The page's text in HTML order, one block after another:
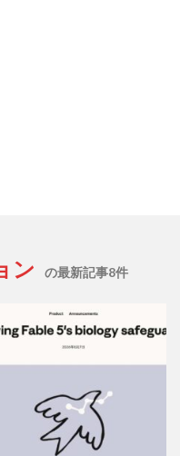
ン の最新記事8件